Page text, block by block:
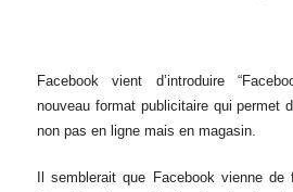
Facebook vient d’introduire
nouveau format publicitaire qui permet
non pas en ligne mais en magasin.
Il semblerait que Facebook vienne